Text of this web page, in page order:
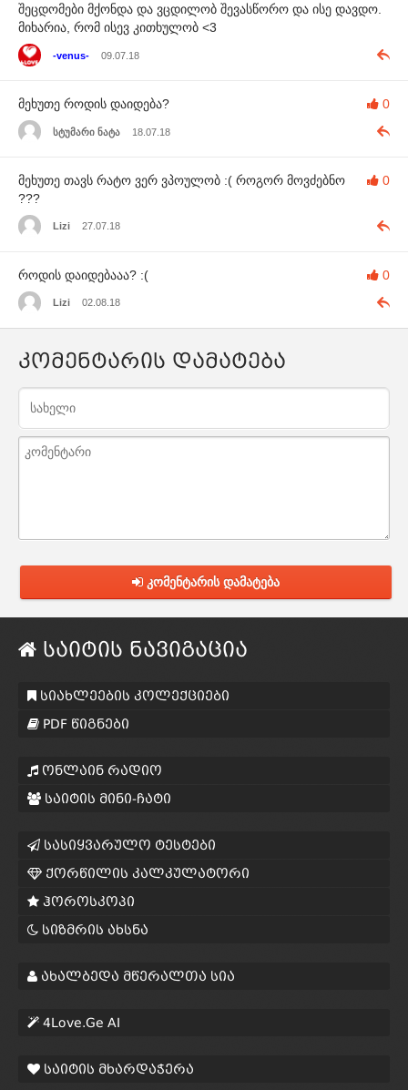
შეცდომები მქონდა და ვცდილობ შევასწორო და ისე დავდო.
მიხარია, რომ ისევ კითხულობ <3
-venus- 09.07.18
0
მეხუთე როდის დაიდება?
სტუმარი ნატა 18.07.18
0
მეხუთე თავს რატო ვერ ვპოულობ :( როგორ მოვძებნო
???
Lizi 27.07.18
0
როდის დაიდებააა? :(
Lizi 02.08.18
კომენტარის დამატება
კომენტარის დამატება
საიტის ნავიგაცია
სიახლეების კოლექციები
PDF წიგნები
ონლაინ რადიო
საიტის მინი-ჩატი
სასიყვარულო ტესტები
ქორწილის კალკულატორი
ჰოროსკოპი
სიზმრის ახსნა
ახალბედა მწერალთა სია
4Love.Ge AI
საიტის მხარდაჭერა